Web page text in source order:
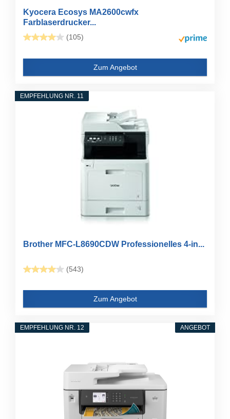
Kyocera Ecosys MA2600cwfx
Farblaserdrucker...
(105)
Zum Angebot
EMPFEHLUNG NR. 11
Brother MFC-L8690CDW Professionelles 4-in...
(543)
Zum Angebot
ANGEBOT
EMPFEHLUNG NR. 12